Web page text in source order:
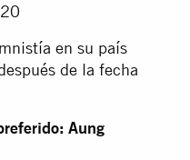
en su país
de la fecha
Aung